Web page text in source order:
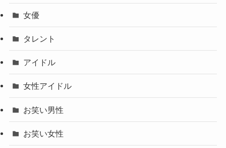
女優
タレント
アイドル
女性アイドル
お笑い男性
お笑い女性